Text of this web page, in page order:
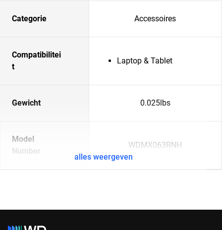
Categorie Accessoires
Compatibilitei
t
Laptop & Tablet
Gewicht 0.025lbs
Model
Number
WDMX063RNH
alles weergeven